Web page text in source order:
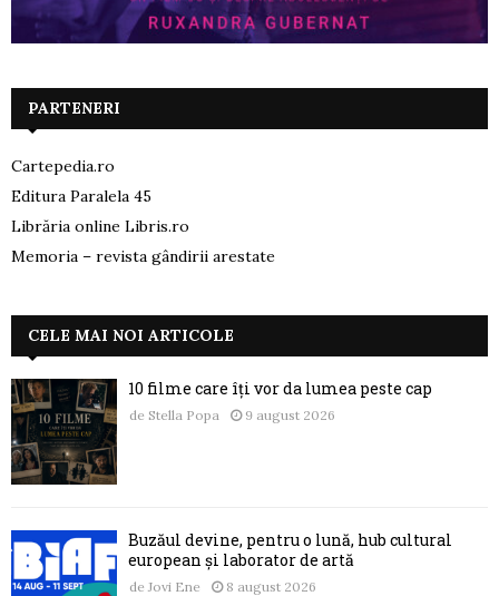
PARTENERI
Cartepedia.ro
Editura Paralela 45
Librăria online Libris.ro
Memoria – revista gândirii arestate
CELE MAI NOI ARTICOLE
10 filme care îți vor da lumea peste cap
de Stella Popa 9 august 2026
Buzăul devine, pentru o lună, hub cultural
european și laborator de artă
de Jovi Ene 8 august 2026